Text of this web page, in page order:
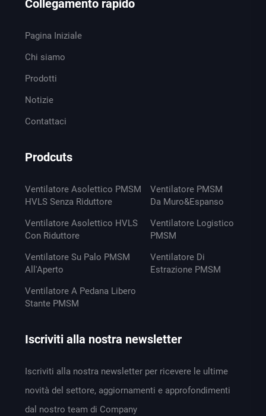
Collegamento rapido
Pagina Iniziale
Chi siamo
Prodotti
Notizie
Contattaci
Prodcuts
Ventilatore Asolettico PMSM
HVLS Senza Riduttore
Ventilatore Asolettico HVLS
Con Riduttore
Ventilatore Su Palo PMSM
All'Aperto
Ventilatore A Pedana Libero
Stante PMSM
Ventilatore PMSM
Da Muro&Espanso
Ventilatore Logistico
PMSM
Ventilatore Di
Estrazione PMSM
Iscriviti alla nostra newsletter
Iscriviti alla nostra newsletter per ricevere le ultime
novità del settore, aggiornamenti e approfondimenti
dal nostro team di Company